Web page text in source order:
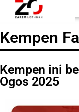
Kempen
Kempen ini
Ogos 2025